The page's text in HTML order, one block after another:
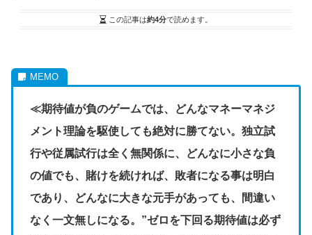
この記事は約4分で読めます。
≪期待値が負のゲームでは、どんなマネーマネジ
メント理論を駆使しても絶対に勝てない。独立試
行や従属試行は全く無関係に、どんなに小さな負
の値でも、賭けを続ければ、敗者になる事は明白
であり、どんなに大きな元手があっても、間違い
なく一文無しになる。”ゼロを下回る期待値は必ず